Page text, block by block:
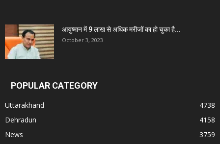
आयुष्मान में 9 लाख से अधिक मरीजों का हो चुका है...
October 3, 2023
POPULAR CATEGORY
Uttarakhand
4738
Dehradun
4158
News
3759